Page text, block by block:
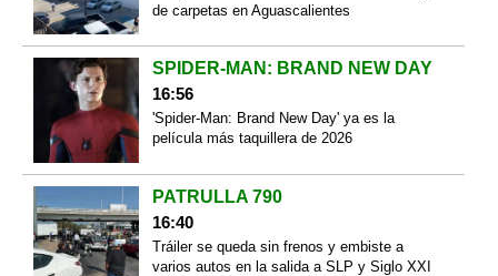
de carpetas en Aguascalientes
SPIDER-MAN: BRAND NEW DAY
16:56
'Spider-Man: Brand New Day' ya es la
película más taquillera de 2026
PATRULLA 790
16:40
Tráiler se queda sin frenos y embiste a
varios autos en la salida a SLP y Siglo XXI